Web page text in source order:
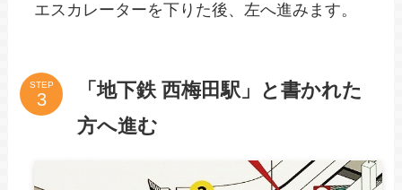
エスカレーターを下りた後、左へ進みます。
STEP
「地下鉄 西梅田駅」と書かれた
方へ進む